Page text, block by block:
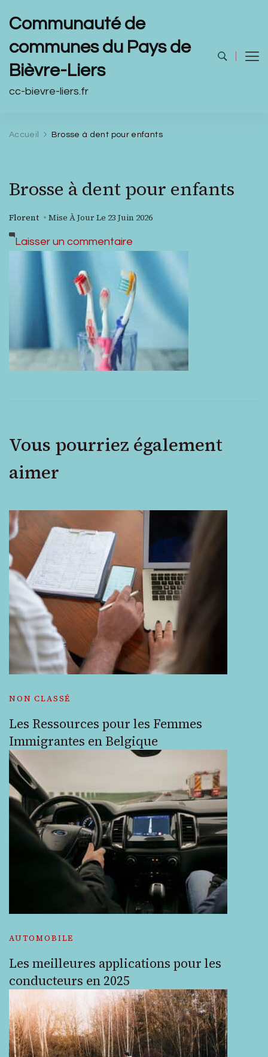
Communauté de
communes du Pays de
Bièvre-Liers
cc-bievre-liers.fr
Accueil Brosse à dent pour enfants
Brosse à dent pour enfants
Florent Mise À Jour Le 23 Juin 2026
Laisser un commentaire
Brosse
à
dent
enfants
Vous pourriez également
aimer
NON CLASSÉ
Les Ressources pour les Femmes
Immigrantes en Belgique
AUTOMOBILE
Les meilleures applications pour les
conducteurs en 2025